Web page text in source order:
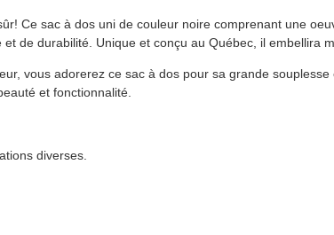
Ce sac à dos uni de couleur noire comprenant une
de durabilité. Unique et conçu au Québec, il embellira
vous adorerez ce sac à dos pour sa grande souplesse
et fonctionnalité.
diverses.